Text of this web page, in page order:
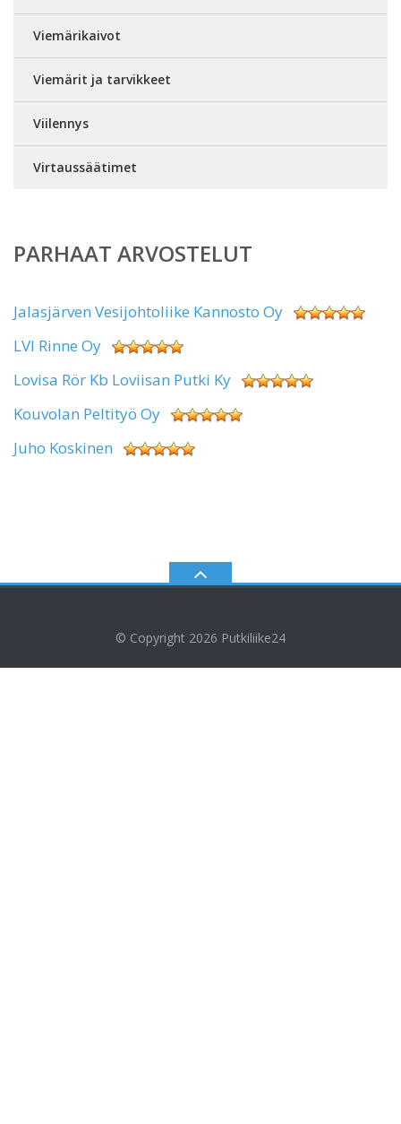
Viemärikaivot
Viemärit ja tarvikkeet
Viilennys
Virtaussäätimet
PARHAAT ARVOSTELUT
Jalasjärven Vesijohtoliike Kannosto Oy
LVI Rinne Oy
Lovisa Rör Kb Loviisan Putki Ky
Kouvolan Peltityö Oy
Juho Koskinen
© Copyright 2026 Putkiliike24